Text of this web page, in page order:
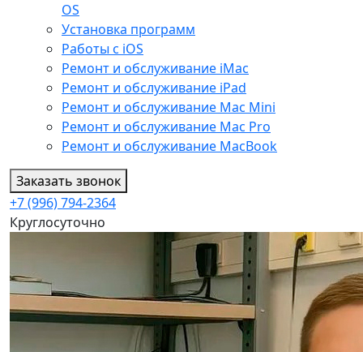
OS
Установка программ
Работы с iOS
Ремонт и обслуживание iMac
Ремонт и обслуживание iPad
Ремонт и обслуживание Mac Mini
Ремонт и обслуживание Mac Pro
Ремонт и обслуживание MacBook
Заказать звонок
+7 (996) 794-2364
Круглосуточно